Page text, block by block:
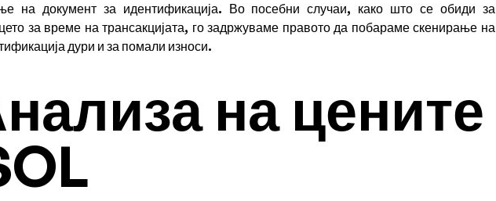
на документ за идентификација. Во посебни случаи, како што се обиди за
за време на трансакцијата, го задржуваме правото да побараме скенирање на
дури и за помали износи.
на цените